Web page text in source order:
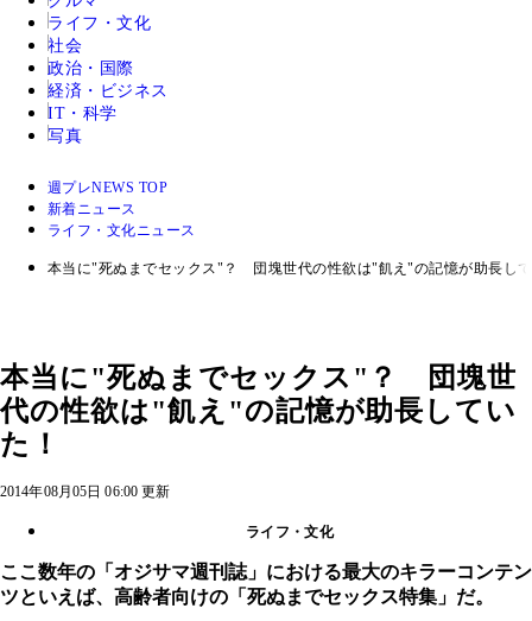
ライフ・文化
社会
政治・国際
経済・ビジネス
IT・科学
写真
週プレNEWS TOP
新着ニュース
ライフ・文化ニュース
本当に"死ぬまでセックス"？ 団塊世代の性欲は"飢え"の記憶が助長し
本当に"死ぬまでセックス"？ 団塊世
代の性欲は"飢え"の記憶が助長してい
た！
2014年08月05日 06:00 更新
ライフ・文化
ここ数年の「オジサマ週刊誌」における最大のキラーコンテン
ツといえば、高齢者向けの「死ぬまでセックス特集」だ。